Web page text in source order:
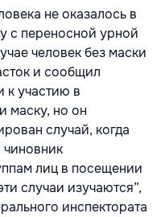
не оказалось в
с переносной урной
человек без маски
и сообщил
к участию в
маску, но он
случай, когда
лиц в посещении
случаи изучаются”,
инспектората